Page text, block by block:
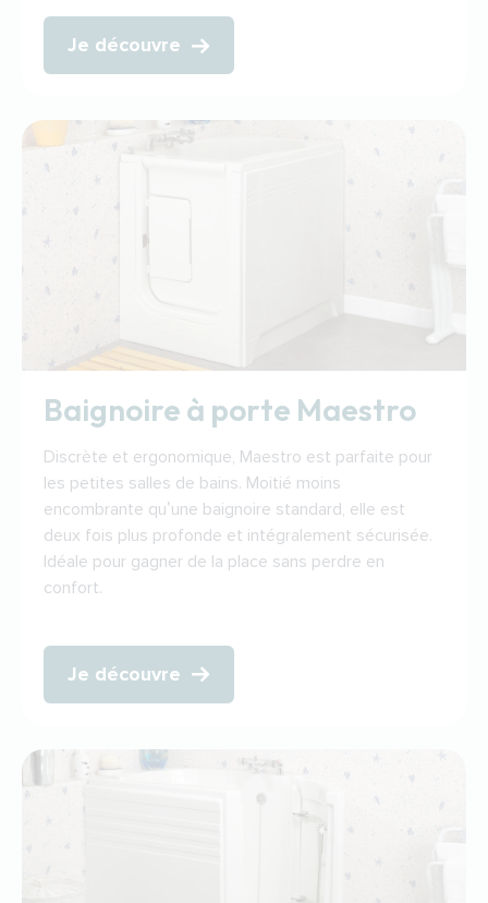
Je découvre
Baignoire à porte Maestro
Discrète et ergonomique, Maestro est parfaite pour
les petites salles de bains. Moitié moins
encombrante qu’une baignoire standard, elle est
deux fois plus profonde et intégralement sécurisée.
Idéale pour gagner de la place sans perdre en
confort.
Je découvre